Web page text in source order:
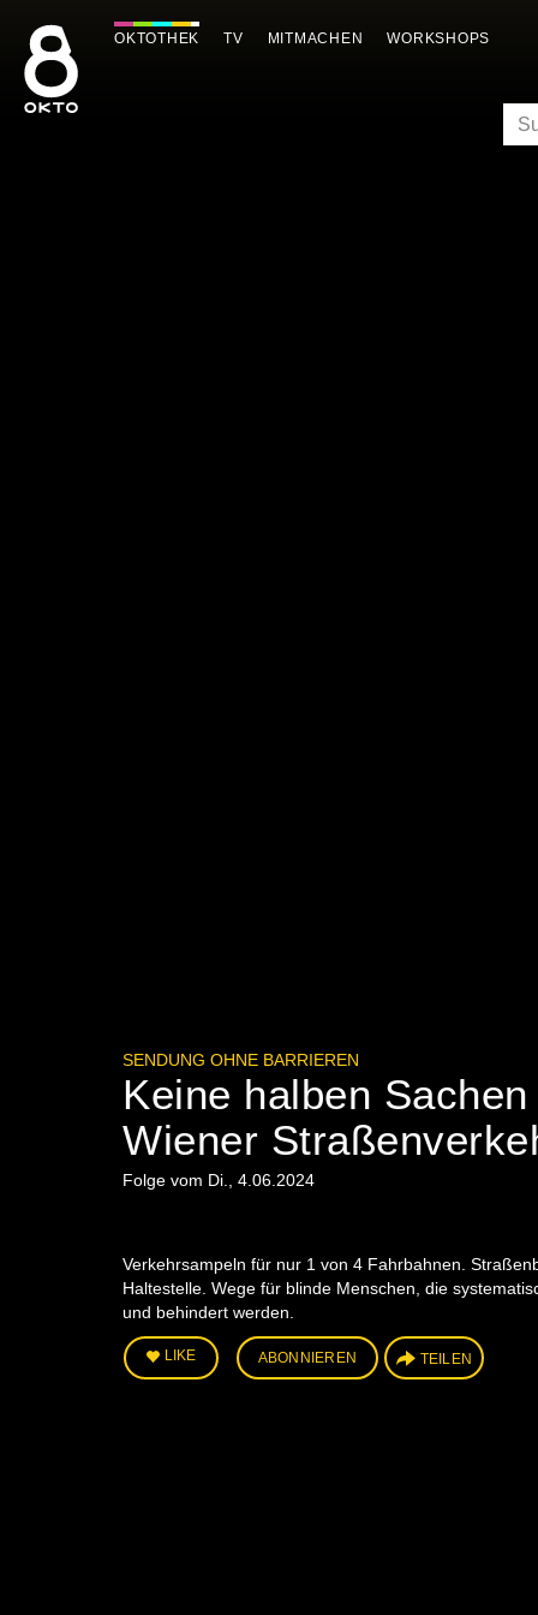
Inhalt
springen
OKTOTHEK TV MITMACHEN WORKSHOPS
SENDUNG OHNE BARRIEREN
Keine halben
Wiener
Folge vom Di., 4.06.2024
Verkehrsampeln für nur 1 von 4 Fahrbahnen.
Haltestelle. Wege für blinde Menschen, die
und behindert werden.
LIKE ABONNIEREN TEILEN